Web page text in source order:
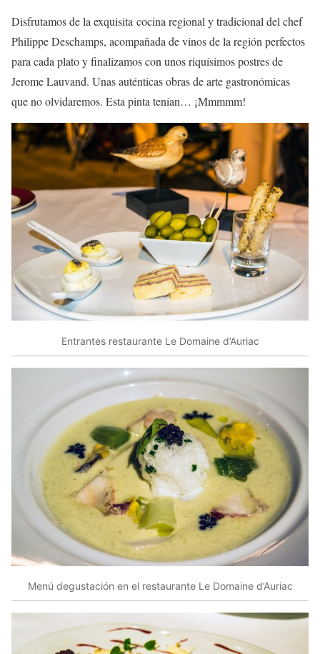
Disfrutamos de la exquisita cocina regional y tradicional del chef
Philippe Deschamps, acompañada de vinos de la región perfectos
para cada plato y finalizamos con unos riquísimos postres de
Jerome Lauvand. Unas auténticas obras de arte gastronómicas
que no olvidaremos. Esta pinta tenían… ¡Mmmmm!
Entrantes restaurante Le Domaine d’Auriac
Menú degustación en el restaurante Le Domaine d’Auriac